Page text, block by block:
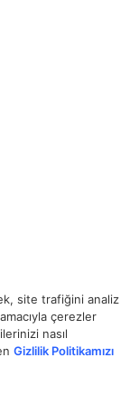
site trafiğini analiz
çerezler
nasıl
Gizlilik Politikamızı